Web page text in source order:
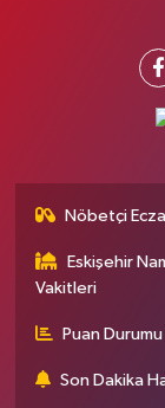
Nöbetçi
Eskişehir
Vakitleri
Puan
Son Dakika